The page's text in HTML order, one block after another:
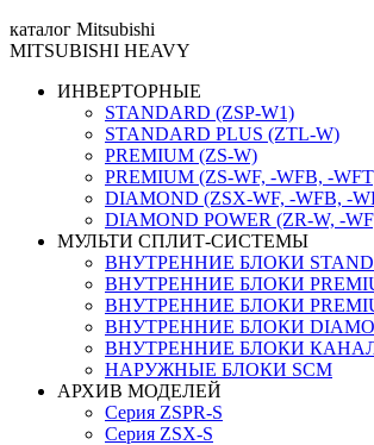
каталог Mitsubishi
MITSUBISHI HEAVY
ИНВЕРТОРНЫЕ
STANDARD (ZSP-W1)
STANDARD PLUS (ZTL-W)
PREMIUM (ZS-W)
PREMIUM (ZS-WF, -WFB, -
DIAMOND (ZSX-WF, -WFB, -
DIAMOND POWER (ZR-W, -
МУЛЬТИ СПЛИТ-СИСТЕМЫ
ВНУТРЕННИЕ БЛОКИ
ВНУТРЕННИЕ БЛОКИ
ВНУТРЕННИЕ БЛОКИ
ВНУТРЕННИЕ БЛОКИ
ВНУТРЕННИЕ БЛОКИ
НАРУЖНЫЕ БЛОКИ SCM
АРХИВ МОДЕЛЕЙ
Серия ZSPR-S
Серия ZSX-S